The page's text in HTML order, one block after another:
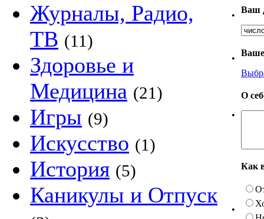
Журналы, Радио,
ТВ (11)
Здоровье и
Медицина (21)
Игры (9)
Искусство (1)
История (5)
Каникулы и Отпуск
•
Ваш
•
Ваше
•
О
•
Как